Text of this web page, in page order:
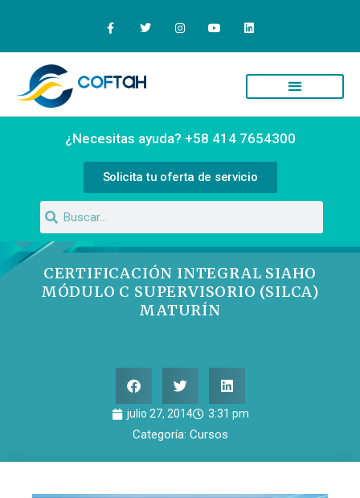
¿Necesitas ayuda? +58 414 7654300
Solicita tu oferta de servicio
CERTIFICACIÓN INTEGRAL SIAHO
MÓDULO C SUPERVISORIO (SILCA)
MATURÍN
julio 27, 2014 3:31 pm
Categoría: Cursos